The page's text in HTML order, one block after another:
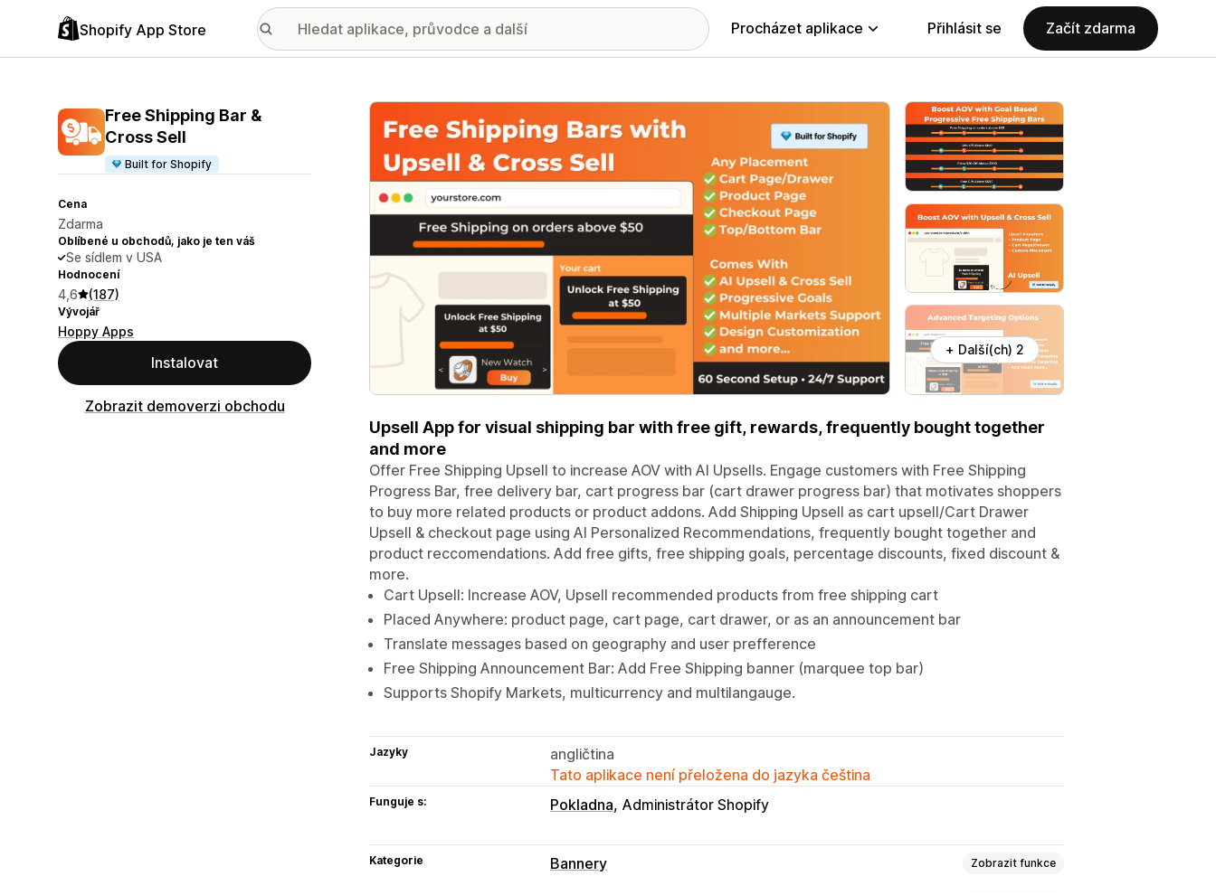
Shopify App Store Procházet aplikace Přihlásit se Začít zdarma
Free Shipping Bar &
Cross Sell
Built for Shopify
Cena
Zdarma
Oblíbené u obchodů, jako je ten váš
Se sídlem v USA
Hodnocení
4,6 (187)
Vývojář
Hoppy Apps
Instalovat
Zobrazit demoverzi obchodu
Galerie propagovaných obrázků
+ Další(ch) 2
Upsell App for visual shipping bar with free gift, rewards, frequently bought together
and more
Offer Free Shipping Upsell to increase AOV with AI Upsells. Engage customers with Free Shipping
Progress Bar, free delivery bar, cart progress bar (cart drawer progress bar) that motivates shoppers
to buy more related products or product addons. Add Shipping Upsell as cart upsell/Cart Drawer
Upsell & checkout page using AI Personalized Recommendations, frequently bought together and
product reccomendations. Add free gifts, free shipping goals, percentage discounts, fixed discount &
more.
Cart Upsell: Increase AOV, Upsell recommended products from free shipping cart
Placed Anywhere: product page, cart page, cart drawer, or as an announcement bar
Translate messages based on geography and user prefference
Free Shipping Announcement Bar: Add Free Shipping banner (marquee top bar)
Supports Shopify Markets, multicurrency and multilangauge.
Jazyky
angličtina
Tato aplikace není přeložena do jazyka čeština
Funguje s: Pokladna Administrátor Shopify
Kategorie Bannery Zobrazit funkce